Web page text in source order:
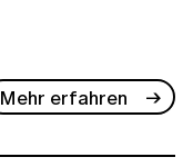
Mehr erfahren